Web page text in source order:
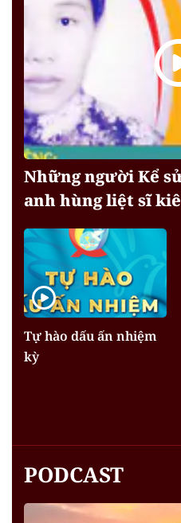
Những người Kể
anh hùng liệt sĩ
Tự hào dấu ấn nhiệm
kỳ
PODCAST